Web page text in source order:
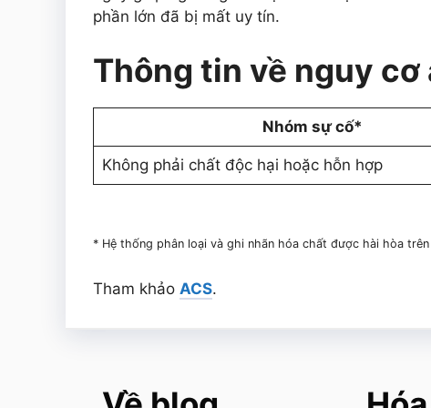
phần lớn đã bị mất uy tín.
Thông tin về nguy
Nhóm sự cố*
Không phải chất độc hại hoặc hỗn hợp
* Hệ thống phân loại và ghi nhãn hóa chất được hài hòa
Tham khảo ACS.